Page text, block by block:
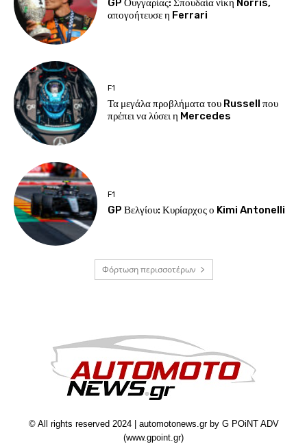
GP Ουγγαρίας: Σπουδαία νίκη Norris,
απογοήτευσε η Ferrari
F1
Τα μεγάλα προβλήματα του Russell που
πρέπει να λύσει η Mercedes
F1
GP Βελγίου: Κυρίαρχος ο Kimi Antonelli
Φόρτωση περισσοτέρων
© All rights reserved 2024 | automotonews.gr by G POiNT ADV
(www.gpoint.gr)